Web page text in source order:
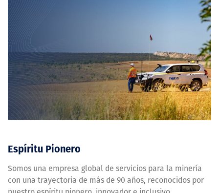
Espíritu Pionero
Somos una empresa global de servicios para la minería
con una trayectoria de más de 90 años, reconocidos por